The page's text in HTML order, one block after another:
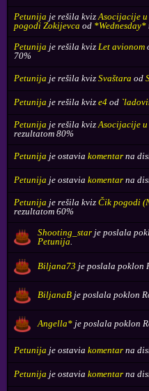
Petunija je rešila kviz Asocijacije u
pogodi Zokijevca od *Wednesday*
Petunija je rešila kviz Let avionom
70%
Petunija je rešila kviz Svaštara od
Petunija je rešila kviz e4 od
Petunija je rešila kviz Asocijacije u
rezultatom 80%
Petunija je ostavia komentar na
Petunija je ostavia komentar na
Petunija je rešila kviz Čik pogodi
rezultatom 60%
Shooting_star je poslala
Petunija
Biljana73 je poslala poklon
BiljanaB je poslala poklon
Angella* je poslala poklon
Petunija je ostavia komentar na
Petunija je ostavia komentar na